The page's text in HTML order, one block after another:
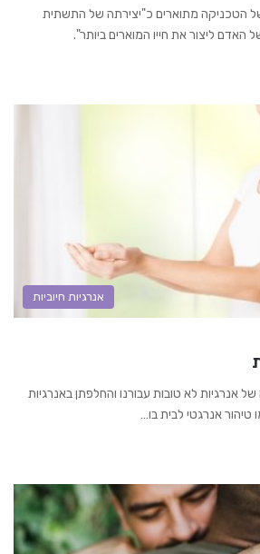
הטכניקה מתוארים כ"יצירתה של התשתית
האדם ליצור את חייו המוארים ביותר".
אנרגיות חיוביות
אנרגיות לא טובות עבורנו והחלפתן באנרגיות
טיהור אנרגטי לבית בו…